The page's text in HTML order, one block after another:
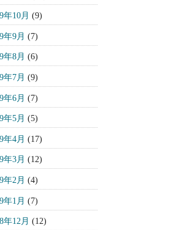
年10月 (9)
年9月 (7)
年8月 (6)
年7月 (9)
年6月 (7)
年5月 (5)
年4月 (17)
年3月 (12)
年2月 (4)
年1月 (7)
年12月 (12)